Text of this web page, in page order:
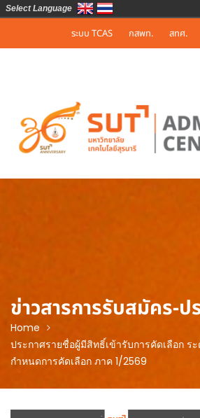
ระบบ TCAS กสพท. สทศ.
ข่าวสารการรับสมัคร-ป
Home
ประกาศรายชื่อผู้มีสิทธิ์เข้ารับการคัดเลือก
กำหนดการคัดเลือก ภาค 1/2569
Select Language